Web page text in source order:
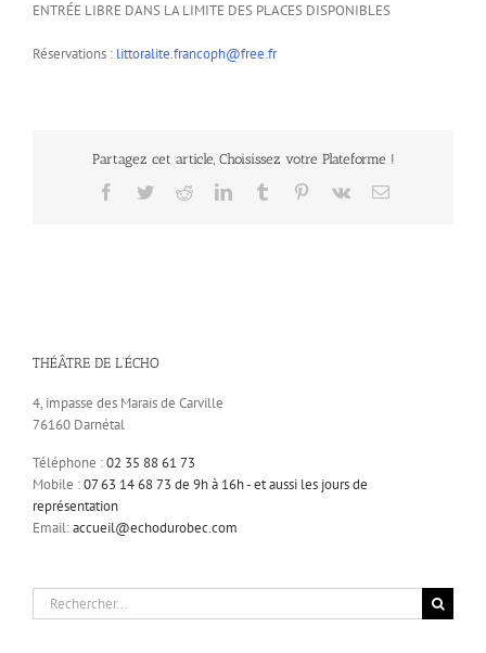
ENTRÉE LIBRE DANS LA LIMITE DES PLACES DISPONIBLES
Réservations : littoralite.francoph@free.fr
Partagez cet article, Choisissez votre Plateforme !
Facebook
TwitterRedditLinkedInTumblr Pinterest
Vk Email
THÉÂTRE DE L’ÉCHO
4, impasse des Marais de Carville
76160 Darnétal
Téléphone :02 35 88 61 73
Mobile :07 63 14 68 73 de 9h à 16h - et aussi les jours de
représentation
Email:accueil@echodurobec.com
Rechercher: